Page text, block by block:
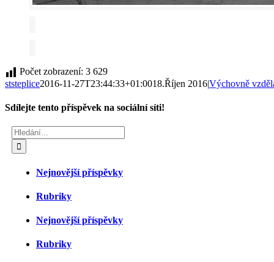
Počet zobrazení: 3 629
ststeplice2016-11-27T23:44:33+01:0018.Říjen 2016|Výchovně
Sdílejte tento příspěvek na sociální síti!
Facebook
Twitter
Reddit
LinkedIn
Tumblr
Pinterest
Vk
mail
Hledat:
Nejnovější příspěvky
Rubriky
Nejnovější příspěvky
Rubriky